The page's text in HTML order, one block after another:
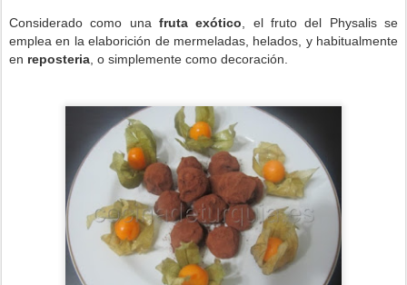
Considerado como una fruta exótico , el fruto del Physalis se
emplea en la elaborición de mermeladas, helados, y habitualmente
en reposteria , o simplemente como decoración.